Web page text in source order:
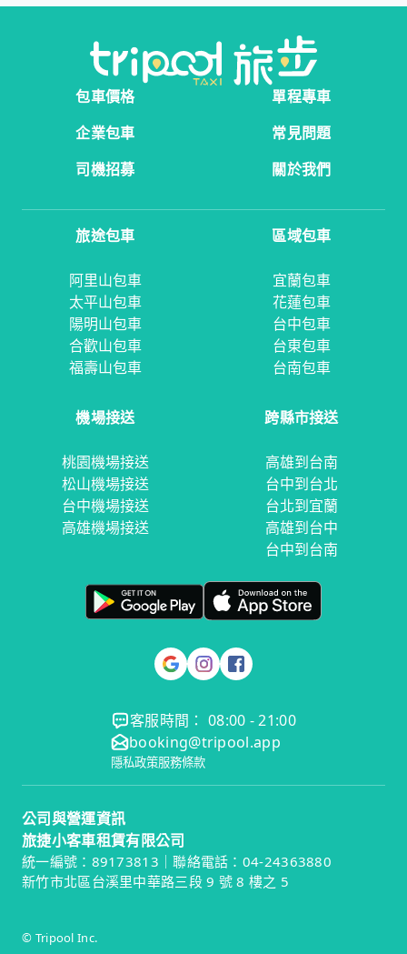
包車價格
單程專車
企業包車
常見問題
司機招募
關於我們
旅途包車
阿里山包車
太平山包車
陽明山包車
合歡山包車
福壽山包車
區域包車
宜蘭包車
花蓮包車
台中包車
台東包車
台南包車
機場接送
桃園機場接送
松山機場接送
台中機場接送
高雄機場接送
跨縣市接送
高雄到台南
台中到台北
台北到宜蘭
高雄到台中
台中到台南
客服時間： 08:00 - 21:00
booking@tripool.app
隱私政策服務條款
公司與營運資訊
旅捷小客車租賃有限公司
統一編號：89173813｜聯絡電話：04-24363880
新竹市北區台溪里中華路三段 9 號 8 樓之 5
© Tripool Inc.